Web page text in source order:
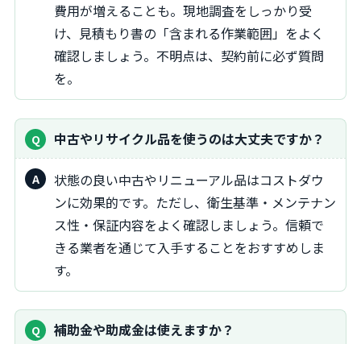
費用が増えることも。現地調査をしっかり受
け、見積もり書の「含まれる作業範囲」をよく
確認しましょう。不明点は、契約前に必ず質問
を。
中古やリサイクル品を使うのは大丈夫ですか？
状態の良い中古やリニューアル品はコストダウ
ンに効果的です。ただし、衛生基準・メンテナン
ス性・保証内容をよく確認しましょう。信頼で
きる業者を通じて入手することをおすすめしま
す。
補助金や助成金は使えますか？